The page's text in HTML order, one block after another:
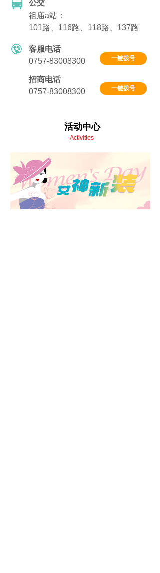
一键拨号
公交
祖庙a站：
101路、116路、118路、137路
一键拨号
客服电话
0757-83008300
招商电话
0757-83008300
活动中心
Activities